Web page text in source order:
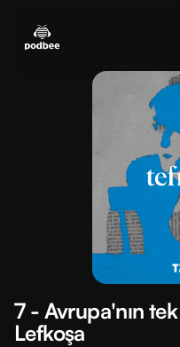
menu
7 - Avrupa'nın
Lefkoşa